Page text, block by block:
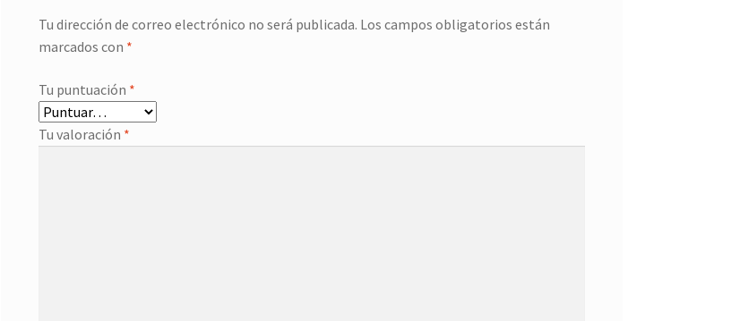
Tu dirección de correo electrónico no será publicada. Los campos obligatorios están
marcados con *
Tu puntuación *
Tu valoración *